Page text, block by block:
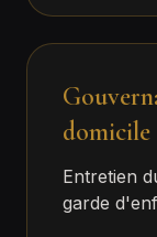
domicile
Entretien
garde